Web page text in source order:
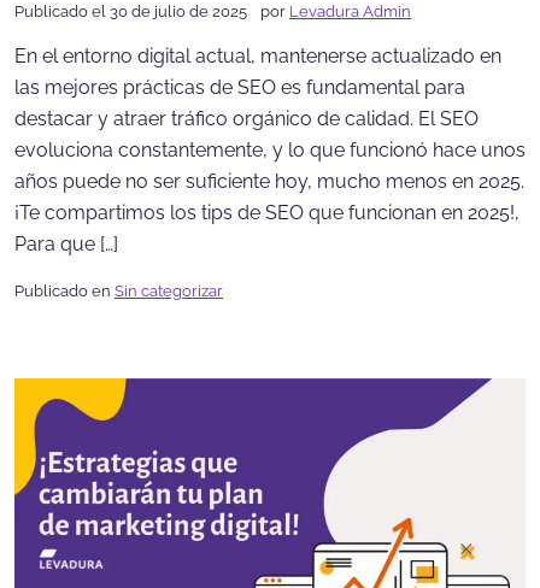
Publicado el 30 de julio de 2025 por Levadura Admin
En el entorno digital actual, mantenerse actualizado en
las mejores prácticas de SEO es fundamental para
destacar y atraer tráfico orgánico de calidad. El SEO
evoluciona constantemente, y lo que funcionó hace unos
años puede no ser suficiente hoy, mucho menos en 2025.
¡Te compartimos los tips de SEO que funcionan en 2025!,
Para que […]
Publicado en Sin categorizar